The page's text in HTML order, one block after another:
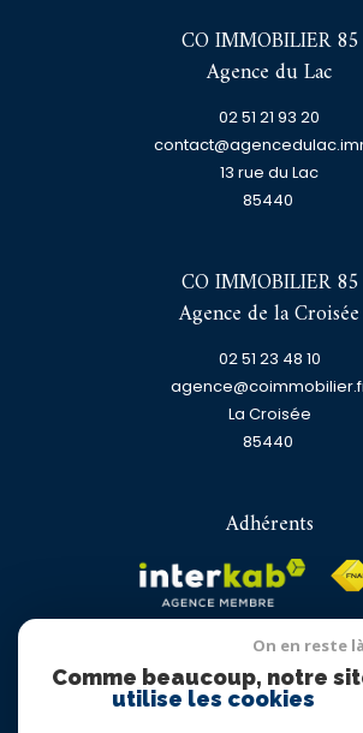
CO IMMOBILIER 85
Agence du Lac
02 51 21 93 20
13 rue du Lac
85440
CO IMMOBILIER 85
Agence de la Croisée
02 51 23 48 10
La Croisée
85440
Adhérents
© 2026 | Tous droits réservés |
by Google |
On en reste là
Comme beaucoup, notre
utilise les cookies